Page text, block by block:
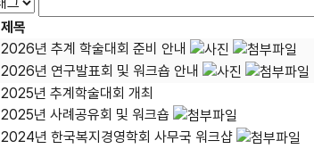
제목
2026년 추계 학술대회 준비 안내
2026년 연구발표회 및 워크숍 안내
2025년 추계학술대회 개최
2025년 사례공유회 및 워크숍
2024년 한국복지경영학회 사무국 워크샵